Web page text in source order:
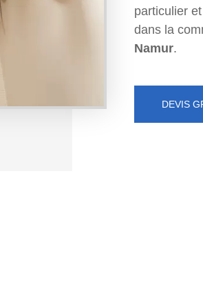
particulier
dans la
Namur.
DEVIS